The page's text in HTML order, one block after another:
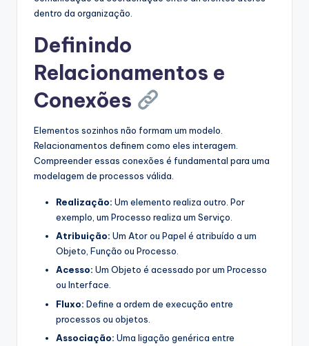
dentro da organização.
Definindo
Relacionamentos e
Conexões
Elementos sozinhos não formam um modelo.
Relacionamentos definem como eles interagem.
Compreender essas conexões é fundamental para uma
modelagem de processos válida.
Realização: Um elemento realiza outro. Por
exemplo, um Processo realiza um Serviço.
Atribuição: Um Ator ou Papel é atribuído a um
Objeto, Função ou Processo.
Acesso: Um Objeto é acessado por um Processo
ou Interface.
Fluxo: Define a ordem de execução entre
processos ou objetos.
Associação: Uma ligação genérica entre